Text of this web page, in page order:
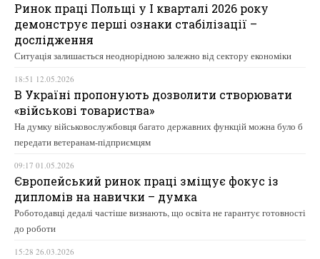
Ринок праці Польщі у І кварталі 2026 року
демонструє перші ознаки стабілізації –
дослідження
Ситуація залишається неоднорідною залежно від сектору економіки
18:51 12.05.2026
В Україні пропонують дозволити створювати
«військові товариства»
На думку військовослужбовця багато державних функцій можна було б
передати ветеранам-підприємцям
09:17 01.05.2026
Європейський ринок праці зміщує фокус із
дипломів на навички – думка
Роботодавці дедалі частіше визнають, що освіта не гарантує готовності
до роботи
15:28 26.03.2026